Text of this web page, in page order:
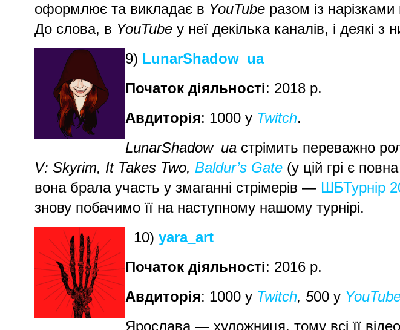
оформлює та викладає в YouTube разом із нарізками
До слова, в YouTube у неї декілька каналів, і деякі з
9) LunarShadow_ua
Початок діяльності: 2018 р.
Авдиторія: 1000 у Twitch.
LunarShadow_ua стрімить переважно
V: Skyrim, It Takes Two, Baldur’s Gate (у цій грі є
вона брала участь у змаганні стрімерів — ШБТурнір
знову побачимо її на наступному нашому турнірі.
10) yara_art
Початок діяльності: 2016 р.
Авдиторія: 1000 у Twitch, 500 у
Ярослава — художниця, тому всі її